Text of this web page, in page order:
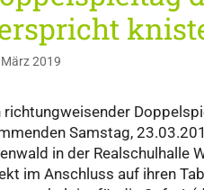
2019
richtungweisender
Samstag,
in der Realschulhalle
im Anschluss auf ihren